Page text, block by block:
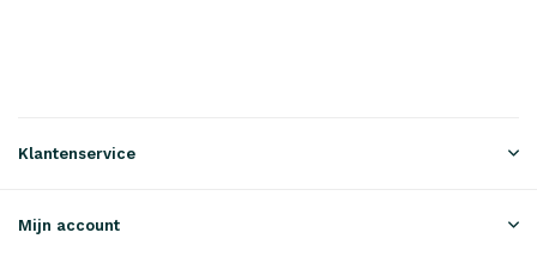
Klantenservice
Mijn account